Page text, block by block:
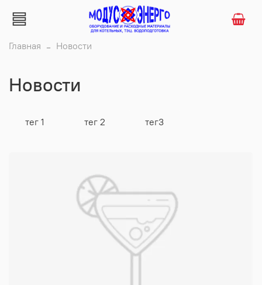
Главная Новости
Новости
тег 1 тег 2 тег3